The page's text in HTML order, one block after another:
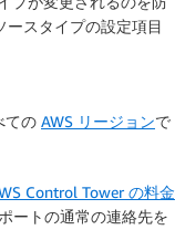
ースタイプの設定項目
ての AWS リージョンで
Control Tower の料金
ートの通常の連絡先を